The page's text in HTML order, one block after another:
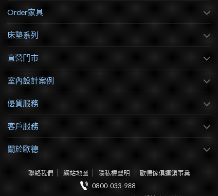
Order家具
床墊系列
直營門市
室內設計案例
優質服務
客戶服務
關於歐德
聯絡我們 網站地圖 隱私權聲明
歐德傢俱連鎖事業
0800-033-988